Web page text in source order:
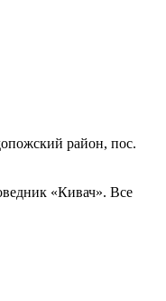
район, пос.
«Кивач». Все